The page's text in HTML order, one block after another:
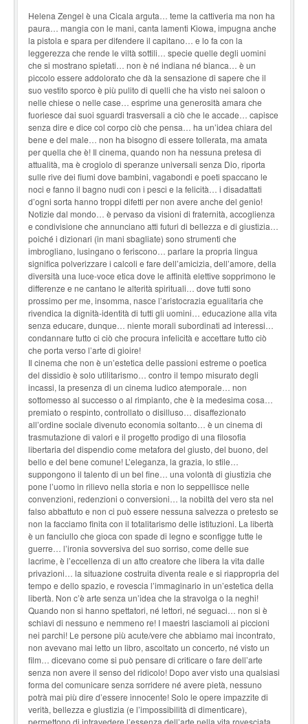
Helena Zengel è una Cicala arguta… teme la cattiveria ma non ha
paura… mangia con le mani, canta lamenti Kiowa, impugna anche
la pistola e spara per difendere il capitano… e lo fa con la
leggerezza che rende le viltà sottili… specie quelle degli uomini
che si mostrano spietati… non è né indiana né bianca… è un
piccolo essere addolorato che dà la sensazione di sapere che il
suo vestito sporco è più pulito di quelli che ha visto nei saloon o
nelle chiese o nelle case… esprime una generosità amara che
fuoriesce dai suoi sguardi trasversali a ciò che le accade… capisce
senza dire e dice col corpo ciò che pensa… ha un’idea chiara del
bene e del male… non ha bisogno di essere tollerata, ma amata
per quella che è! Il cinema, quando non ha nessuna pretesa di
attualità, ma è crogiolo di speranze universali senza Dio, riporta
sulle rive dei fiumi dove bambini, vagabondi e poeti spaccano le
noci e fanno il bagno nudi con i pesci e la felicità… i disadattati
d’ogni sorta hanno troppi difetti per non avere anche del genio!
Notizie dal mondo… è pervaso da visioni di fraternità, accoglienza
e condivisione che annunciano atti futuri di bellezza e di giustizia…
poiché i dizionari (in mani sbagliate) sono strumenti che
imbrogliano, lusingano o feriscono… parlare la propria lingua
significa polverizzare i calcoli e fare dell’amicizia, dell’amore, della
diversità una luce-voce etica dove le affinità elettive sopprimono le
differenze e ne cantano le alterità spirituali… dove tutti sono
prossimo per me, insomma, nasce l’aristocrazia egualitaria che
rivendica la dignità-identità di tutti gli uomini… educazione alla vita
senza educare, dunque… niente morali subordinati ad interessi…
condannare tutto ci ciò che procura infelicità e accettare tutto ciò
che porta verso l’arte di gioire!
Il cinema che non è un’estetica delle passioni estreme o poetica
del dissidio è solo utilitarismo… contro il tempo misurato degli
incassi, la presenza di un cinema ludico atemporale… non
sottomesso al successo o al rimpianto, che è la medesima cosa…
premiato o respinto, controllato o disilluso… disaffezionato
all’ordine sociale divenuto economia soltanto… è un cinema di
trasmutazione di valori e il progetto prodigo di una filosofia
libertaria del dispendio come metafora del giusto, del buono, del
bello e del bene comune! L’eleganza, la grazia, lo stile…
suppongono il talento di un bel fine… una volontà di giustizia che
pone l’uomo in rilievo nella storia e non lo seppellisce nelle
convenzioni, redenzioni o conversioni… la nobiltà del vero sta nel
falso abbattuto e non ci può essere nessuna salvezza o pretesto se
non la facciamo finita con il totalitarismo delle istituzioni. La libertà
è un fanciullo che gioca con spade di legno e sconfigge tutte le
guerre… l’ironia sovversiva del suo sorriso, come delle sue
lacrime, è l’eccellenza di un atto creatore che libera la vita dalle
privazioni… la situazione costruita diventa reale e si riappropria del
tempo e dello spazio, e rovescia l’immaginario in un’estetica della
libertà. Non c’è arte senza un’idea che la stravolga o la neghi!
Quando non si hanno spettatori, né lettori, né seguaci… non si è
schiavi di nessuno e nemmeno re! I maestri lasciamoli ai piccioni
nei parchi! Le persone più acute/vere che abbiamo mai incontrato,
non avevano mai letto un libro, ascoltato un concerto, né visto un
film… dicevano come si può pensare di criticare o fare dell’arte
senza non avere il senso del ridicolo! Dopo aver visto una qualsiasi
forma del comunicare senza sorridere né avere pietà, nessuno
potrà mai più dire d’essere innocente! Solo le opere impazzite di
verità, bellezza e giustizia (e l’impossibilità di dimenticare),